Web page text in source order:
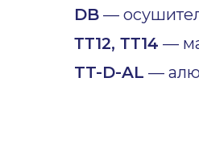
DB —
ТТ12, ТТ14 —
TT-D-AL —